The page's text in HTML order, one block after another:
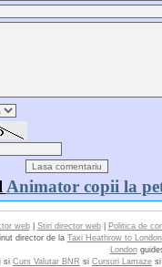
Animator copii la
web| Stiri director web|
Politica de
director de la Taxi Heathrow to London
London
si Curs Valutar BNR si Cursuri Lamaze